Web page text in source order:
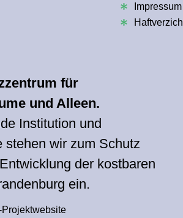
Impressum
für
und Alleen.
Institution und
stehen wir zum Schutz
der kostbaren
ein.